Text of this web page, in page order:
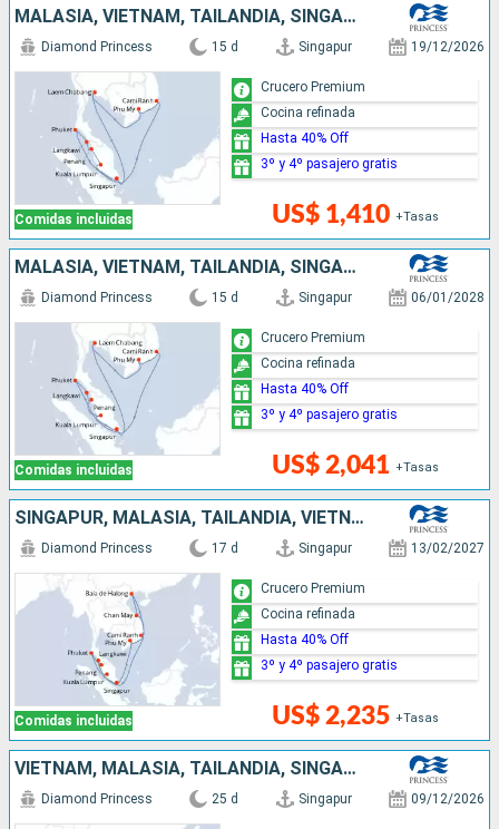
MALASIA, VIETNAM, TAILANDIA, SINGAPUR
Comidas incluidas
Diamond Princess 15 d Singapur 19/12/2026
US$ 1,410 +Tasas
Crucero Premium
Cocina refinada
Hasta 40% Off
3º y 4º pasajero gratis
MALASIA, VIETNAM, TAILANDIA, SINGAPUR
Comidas incluidas
Diamond Princess 15 d Singapur 06/01/2028
US$ 2,041 +Tasas
Crucero Premium
Cocina refinada
Hasta 40% Off
3º y 4º pasajero gratis
SINGAPUR, MALASIA, TAILANDIA, VIETNAM
Comidas incluidas
Diamond Princess 17 d Singapur 13/02/2027
US$ 2,235 +Tasas
Crucero Premium
Cocina refinada
Hasta 40% Off
3º y 4º pasajero gratis
VIETNAM, MALASIA, TAILANDIA, SINGAPUR
Diamond Princess 25 d Singapur 09/12/2026